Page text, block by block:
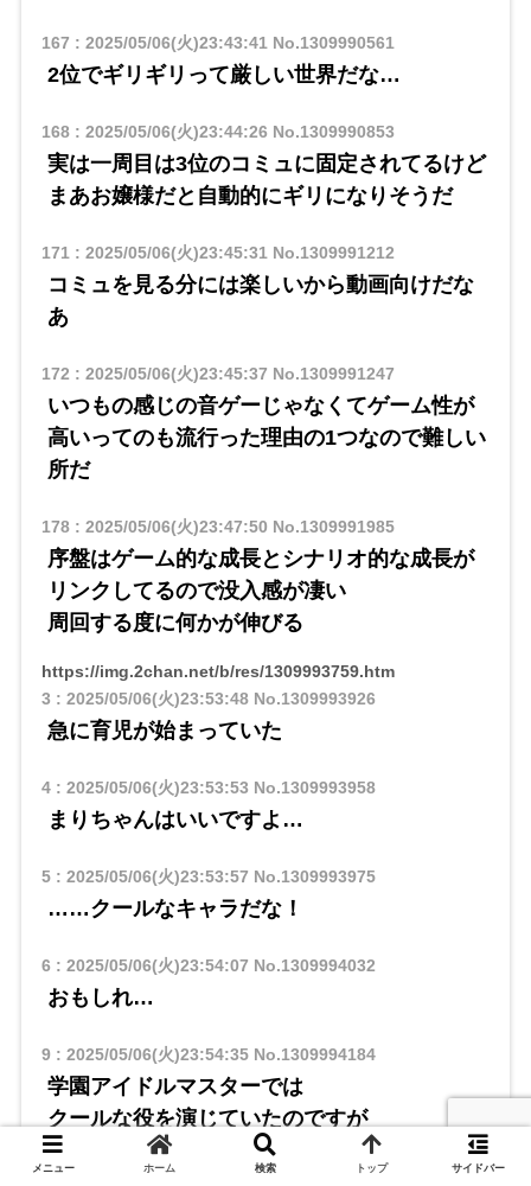
167 : 2025/05/06(火)23:43:41No.1309990561
2位でギリギリって厳しい世界だな…
168: 2025/05/06(火)23:44:26 No.1309990853
実は一周目は3位のコミュに固定されてるけど
まあお嬢様だと自動的にギリになりそうだ
171: 2025/05/06(火)23:45:31No.1309991212
コミュを見る分には楽しいから動画向けだな
あ
172 : 2025/05/06(火)23:45:37 No.1309991247
いつもの感じの音ゲーじゃなくてゲーム性が
高いってのも流行った理由の1つなので難しい
所だ
178: 2025/05/06(火)23:47:50 No.1309991985
序盤はゲーム的な成長とシナリオ的な成長が
リンクしてるので没入感が凄い
周回する度に何かが伸びる
https://img.2chan.net/b/res/1309993759.htm
3 : 2025/05/06(火)23:53:48No.1309993926
急に育児が始まっていた
4: 2025/05/06(火)23:53:53 No.1309993958
まりちゃんはいいですよ…
5: 2025/05/06(火)23:53:57 No.1309993975
……クールなキャラだな！
6 : 2025/05/06(火)23:54:07 No.1309994032
おもしれ…
9: 2025/05/06(火)23:54:35No.1309994184
学園アイドルマスターでは
クールな役を演じていたのですが
10: 2025/05/06(火)23:54:51No.1309994289
メニュー ホーム 検索 トップ サイドバー